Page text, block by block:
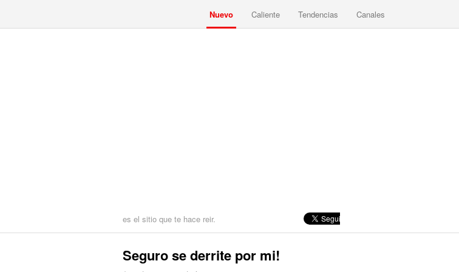
Nuevo Caliente Tendencias Canales
es el sitio que te hace reir.
Seguro se derrite por mi!